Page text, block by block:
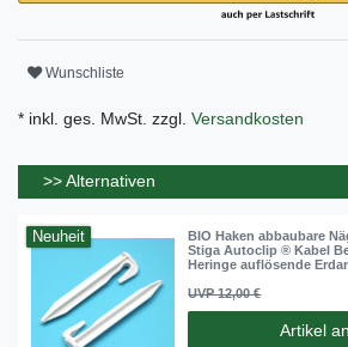
Wunschliste
* inkl. ges. MwSt. zzgl. Versandkosten
>> Alternativen
Neuheit
BIO Haken abbaubare
Stiga Autoclip ® Kabel
Heringe auflösende
UVP 12,00 €
Artikel